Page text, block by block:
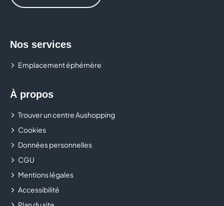
Nos services
Emplacement éphémère
À propos
Trouver un centre Aushopping
Cookies
Données personnelles
CGU
Mentions légales
Accessibilité